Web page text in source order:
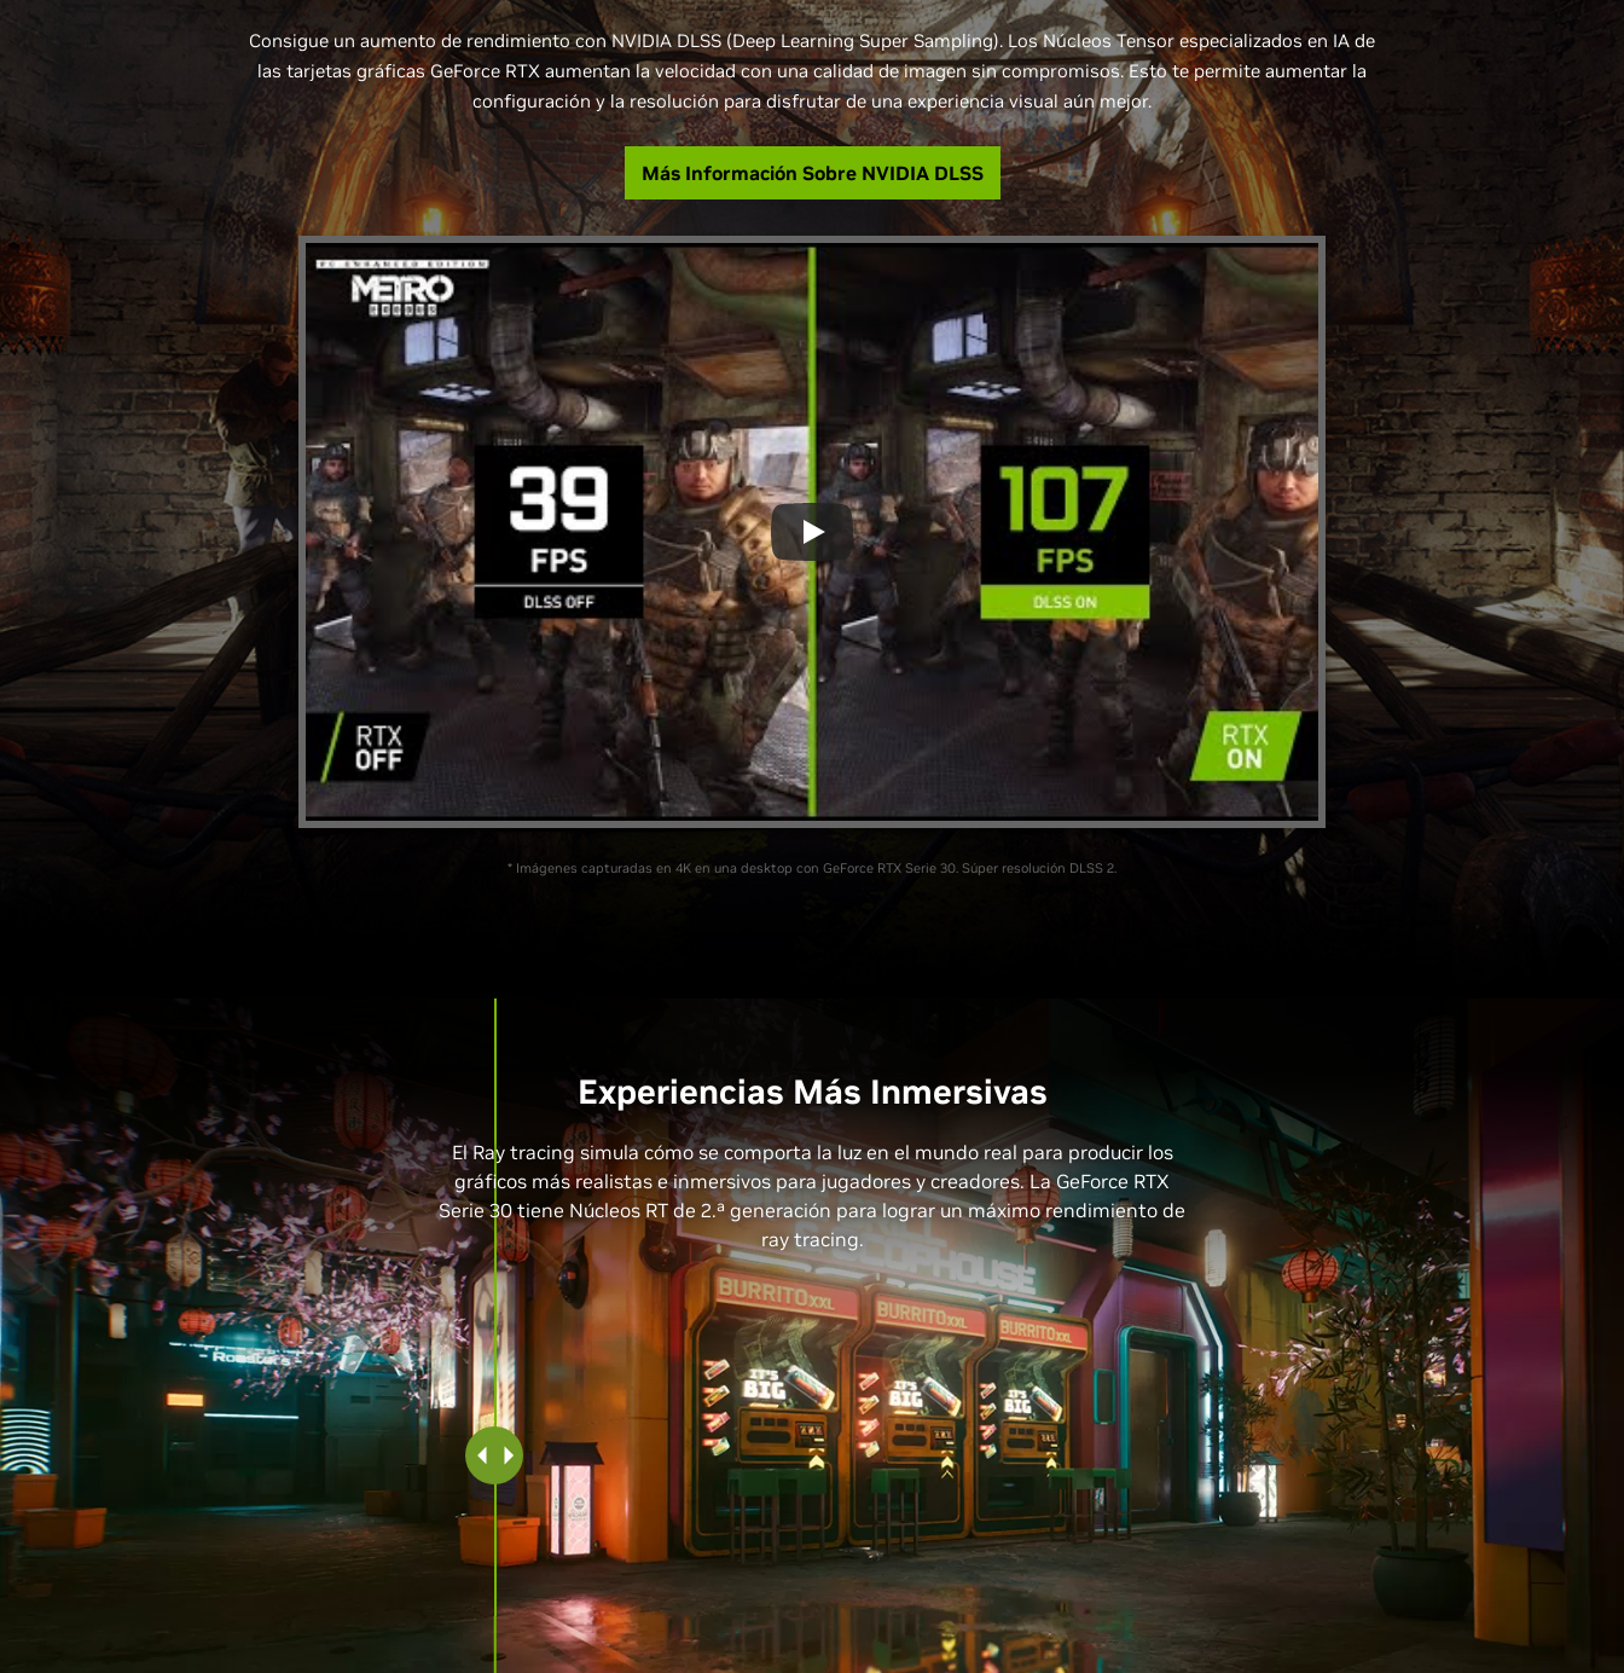
Consigue un aumento de rendimiento con NVIDIA DLSS (Deep Learning Super Sampling). Los Núcleos Tensor especializados en IA de
las tarjetas gráficas GeForce RTX aumentan la velocidad con una calidad de imagen sin compromisos. Esto te permite aumentar la
configuración y la resolución para disfrutar de una experiencia visual aún mejor.
Más Información Sobre NVIDIA DLSS
* Imágenes capturadas en 4K en una desktop con GeForce RTX Serie 30. Súper resolución DLSS 2.
Experiencias Más Inmersivas
El Ray tracing simula cómo se comporta la luz en el mundo real para producir los
gráficos más realistas e inmersivos para jugadores y creadores. La GeForce RTX
Serie 30 tiene Núcleos RT de 2.ª generación para lograr un máximo rendimiento de
ray tracing.